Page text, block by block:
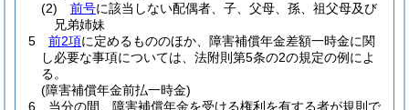
(2)
前号に該当しない配偶者、子、父母、孫、祖父母及び
兄弟姉妹
5
前2項に定めるもののほか、障害補償年金差額一時金に関
し必要な事項については、法附則第5条の2の規定の例によ
る。
(障害補償年金前払一時金)
6
当分の間、障害補償年金を受ける権利を有する者が規則で